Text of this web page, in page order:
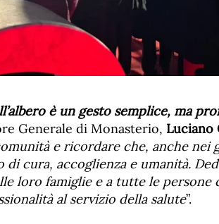
è un gesto semplice, ma
Generale di Monasterio, Luciano
e ricordare che, anche nei
di cura, accoglienza e umanità.
loro famiglie e a tutte le persone
al servizio della salute”.